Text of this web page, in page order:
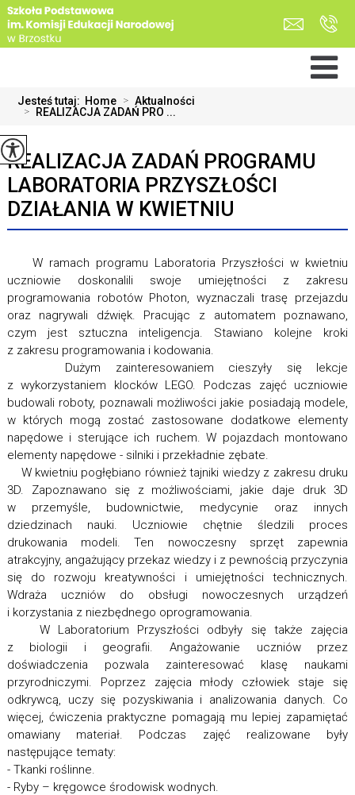
Jesteś tutaj: Home > Aktualności
> REALIZACJA ZADAŃ PRO ...
REALIZACJA ZADAŃ PROGRAMU
LABORATORIA PRZYSZŁOŚCI
DZIAŁANIA W KWIETNIU
W ramach programu Laboratoria Przyszłości w kwietniu
uczniowie doskonalili swoje umiejętności z zakresu
programowania robotów Photon, wyznaczali trasę przejazdu
oraz nagrywali dźwięk. Pracując z automatem poznawano,
czym jest sztuczna inteligencja. Stawiano kolejne kroki
z zakresu programowania i kodowania.
Dużym zainteresowaniem cieszyły się lekcje
z wykorzystaniem klocków LEGO. Podczas zajęć uczniowie
budowali roboty, poznawali możliwości jakie posiadają modele,
w których mogą zostać zastosowane dodatkowe elementy
napędowe i sterujące ich ruchem. W pojazdach montowano
elementy napędowe - silniki i przekładnie zębate.
W kwietniu pogłębiano również tajniki wiedzy z zakresu druku
3D. Zapoznawano się z możliwościami, jakie daje druk 3D
w przemyśle, budownictwie, medycynie oraz innych
dziedzinach nauki. Uczniowie chętnie śledzili proces
drukowania modeli. Ten nowoczesny sprzęt zapewnia
atrakcyjny, angażujący przekaz wiedzy i z pewnością przyczynia
się do rozwoju kreatywności i umiejętności technicznych.
Wdraża uczniów do obsługi nowoczesnych urządzeń
i korzystania z niezbędnego oprogramowania.
W Laboratorium Przyszłości odbyły się także zajęcia
z biologii i geografii. Angażowanie uczniów przez
doświadczenia pozwala zainteresować klasę naukami
przyrodniczymi. Poprzez zajęcia młody człowiek staje się
odkrywcą, uczy się pozyskiwania i analizowania danych. Co
więcej, ćwiczenia praktyczne pomagają mu lepiej zapamiętać
omawiany materiał. Podczas zajęć realizowane były
następujące tematy:
- Tkanki roślinne.
- Ryby – kręgowce środowisk wodnych.